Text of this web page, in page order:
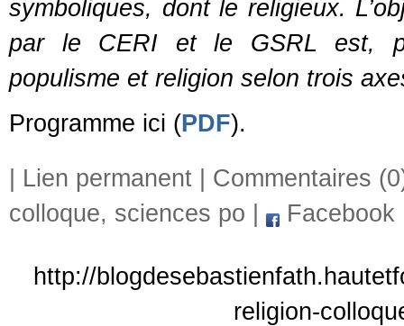
symboliques, dont le religieux.
par le CERI et le GSRL est,
populisme et religion selon trois
Programme ici (PDF).
Lien permanent
Commentaires
colloque, sciences po Facebook
http://
religion-